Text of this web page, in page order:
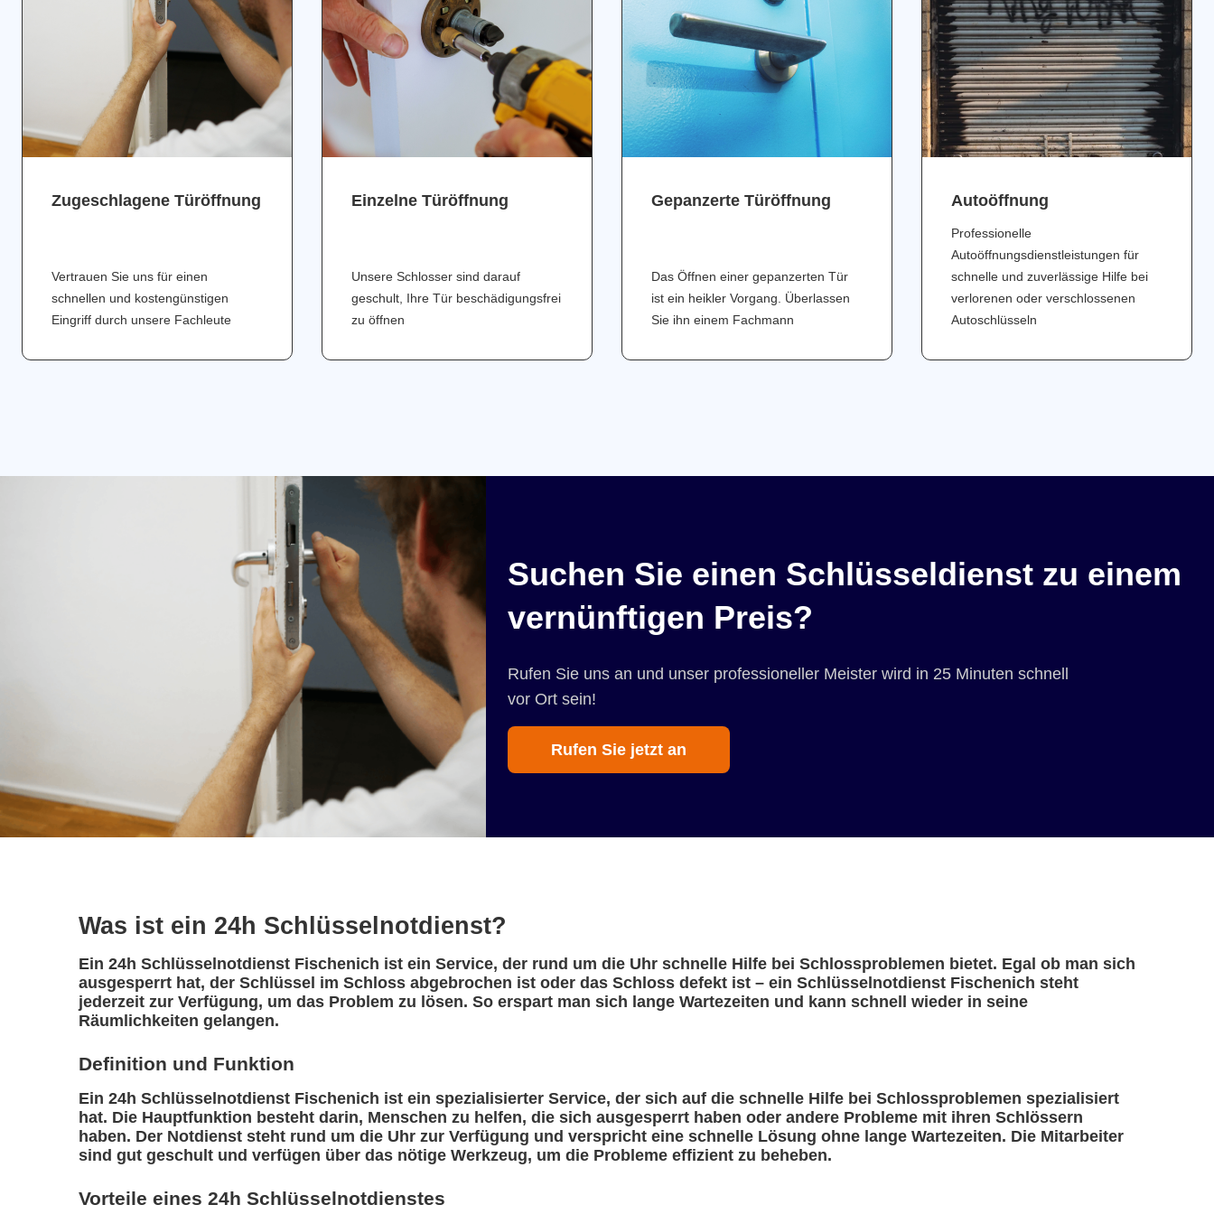
Zugeschlagene Türöffnung
Vertrauen Sie uns für einen
schnellen und kostengünstigen
Eingriff durch unsere Fachleute
Einzelne Türöffnung
Unsere Schlosser sind darauf
geschult, Ihre Tür beschädigungsfrei
zu öffnen
Gepanzerte Türöffnung
Das Öffnen einer gepanzerten Tür
ist ein heikler Vorgang. Überlassen
Sie ihn einem Fachmann
Аutoöffnung
Professionelle
Autoöffnungsdienstleistungen für
schnelle und zuverlässige Hilfe bei
verlorenen oder verschlossenen
Autoschlüsseln
Suchen Sie einen Schlüsseldienst zu einem
vernünftigen Preis?
Rufen Sie uns an und unser professioneller Meister wird in 25 Minuten schnell
vor Ort sein!
Rufen Sie jetzt an
Was ist ein 24h Schlüsselnotdienst?
Ein 24h Schlüsselnotdienst Fischenich ist ein Service, der rund um die Uhr schnelle Hilfe bei Schlossproblemen bietet. Egal ob man sich
ausgesperrt hat, der Schlüssel im Schloss abgebrochen ist oder das Schloss defekt ist – ein Schlüsselnotdienst Fischenich steht
jederzeit zur Verfügung, um das Problem zu lösen. So erspart man sich lange Wartezeiten und kann schnell wieder in seine
Räumlichkeiten gelangen.
Definition und Funktion
Ein 24h Schlüsselnotdienst Fischenich ist ein spezialisierter Service, der sich auf die schnelle Hilfe bei Schlossproblemen spezialisiert
hat. Die Hauptfunktion besteht darin, Menschen zu helfen, die sich ausgesperrt haben oder andere Probleme mit ihren Schlössern
haben. Der Notdienst steht rund um die Uhr zur Verfügung und verspricht eine schnelle Lösung ohne lange Wartezeiten. Die Mitarbeiter
sind gut geschult und verfügen über das nötige Werkzeug, um die Probleme effizient zu beheben.
Vorteile eines 24h Schlüsselnotdienstes